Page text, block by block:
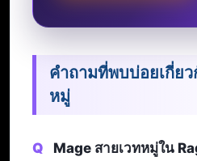
คำถามที่พบบ่อยเกี่ยว
หมู่
Mage สายเวทหมู่ใน